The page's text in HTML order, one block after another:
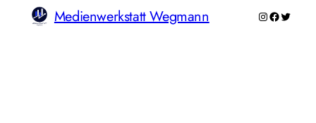
Medienwerkstatt Wegmann Instagram